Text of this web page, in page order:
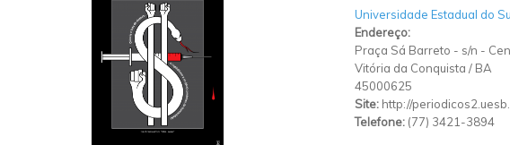
Universidade Estadual do
Endereço:
Praça Sá Barreto - s/n -
Vitória da Conquista / BA
45000625
Site: http://
Telefone: (77) 3421-3894